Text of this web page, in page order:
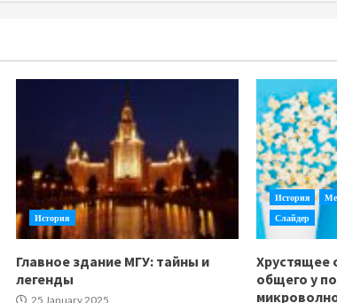
История
Главное здание МГУ: тайны и
легенды
25 January 2025
История
Слайдер
Хрустящее
общего у